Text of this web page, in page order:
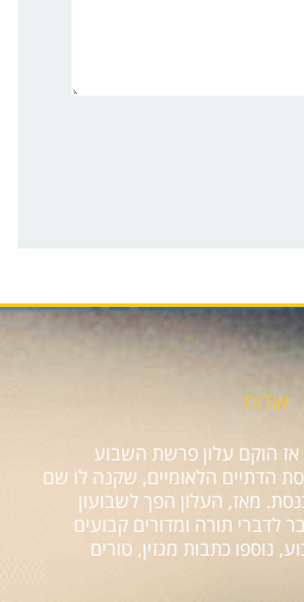
אודות
לפני 25 שנה, אז הוקם עלון פרשת השבוע
הדתיים הלאומיים, שקנה לו שם
מאז, העלון הפך לשבועון
לדברי תורה ומדורים קבועים
כתבות מגזין, טורים